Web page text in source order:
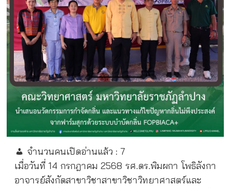
จำนวนคนเปิดอ่านแล้ว : 7
เมื่อวันที่ 14 กรกฎาคม 2568 รศ.ดร.พิมผกา โพธิลังกา
อาจารย์สังกัดสาขาวิชาสาขาวิชาวิทยาศาสตร์และ